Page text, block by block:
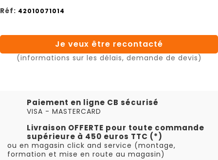
Réf: 42010071014
Je veux être recontacté
(informations sur les délais, demande de devis)
Paiement en ligne CB sécurisé
VISA - MASTERCARD
Livraison OFFERTE pour toute commande
supérieure à 450 euros TTC (*)
ou en magasin click and service (montage,
formation et mise en route au magasin)